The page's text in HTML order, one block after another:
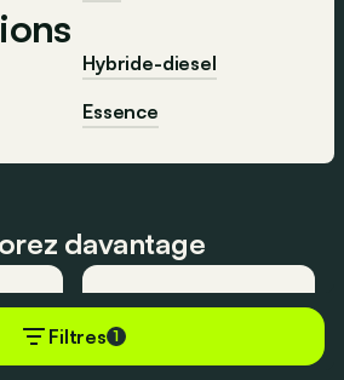
Filtres 1
Hybride-diesel
Essence
davantage
Les meilleures
voitures